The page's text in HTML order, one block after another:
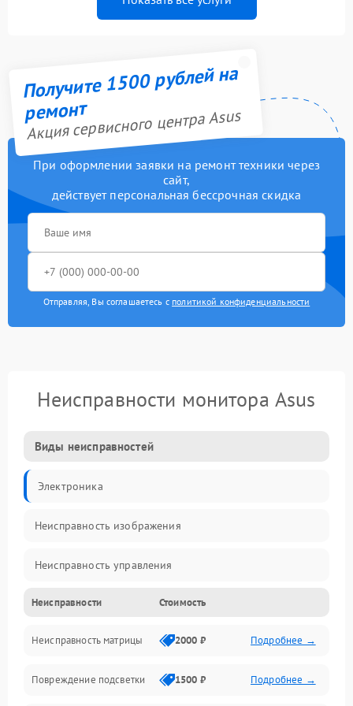
Получите 1500 рублей на
ремонт
Акция сервисного центра Asus
При оформлении заявки на ремонт техники через
сайт,
действует персональная бессрочная скидка
Отправляя, Вы соглашаетесь с политикой конфиденциальности
Неисправности монитора Asus
Виды неисправностей
Электроника
Неисправность изображения
Неисправность управления
Неисправность интерфейсов
Прочие неисправности
Неисправность звука
Неисправности Стоимость
Неисправность матрицы 2000 ₽ Подробнее →
Повреждение подсветки 1500 ₽ Подробнее →